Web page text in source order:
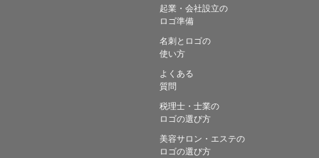
起業・会社設立の
ロゴ準備
名刺とロゴの
使い方
よくある
質問
税理士・士業の
ロゴの選び方
美容サロン・エステの
ロゴの選び方